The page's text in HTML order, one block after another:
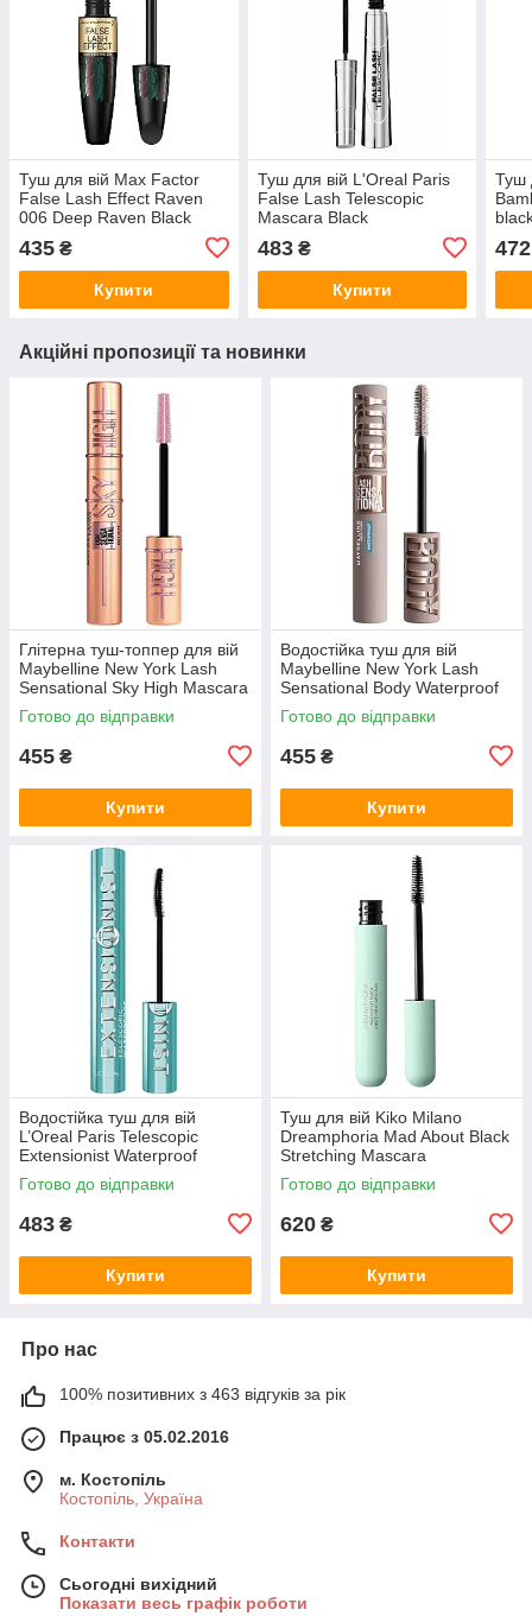
Туш для вій Max Factor
False Lash Effect Raven
006 Deep Raven Black
435 ₴
Купити
Туш для вій L'Oreal Paris
False Lash Telescopic
Mascara Black
483₴
Купити
Туш
472
Акційні пропозиції та новинки
Глітерна туш-топпер для вій
Maybelline New York Lash
Sensational Sky High Mascara
Gold Glitz
Готово до відправки
455 ₴
Купити
Водостійка туш для вій
Maybelline New York Lash
Sensational Body Waterproof
Black
Готово до відправки
455 ₴
Купити
Водостійка туш для вій
L’Oreal Paris Telescopic
Extensionist Waterproof
Mascara Black
Готово до відправки
483 ₴
Купити
Туш для вій Kiko Milano
Dreamphoria Mad About Black
Stretching Mascara
Готово до відправки
620 ₴
Купити
Про нас
100% позитивних з 463 відгуків за рік
Працює з 05.02.2016
м. Костопіль
Костопіль, Україна
Контакти
Сьогодні вихідний
Показати весь графік роботи